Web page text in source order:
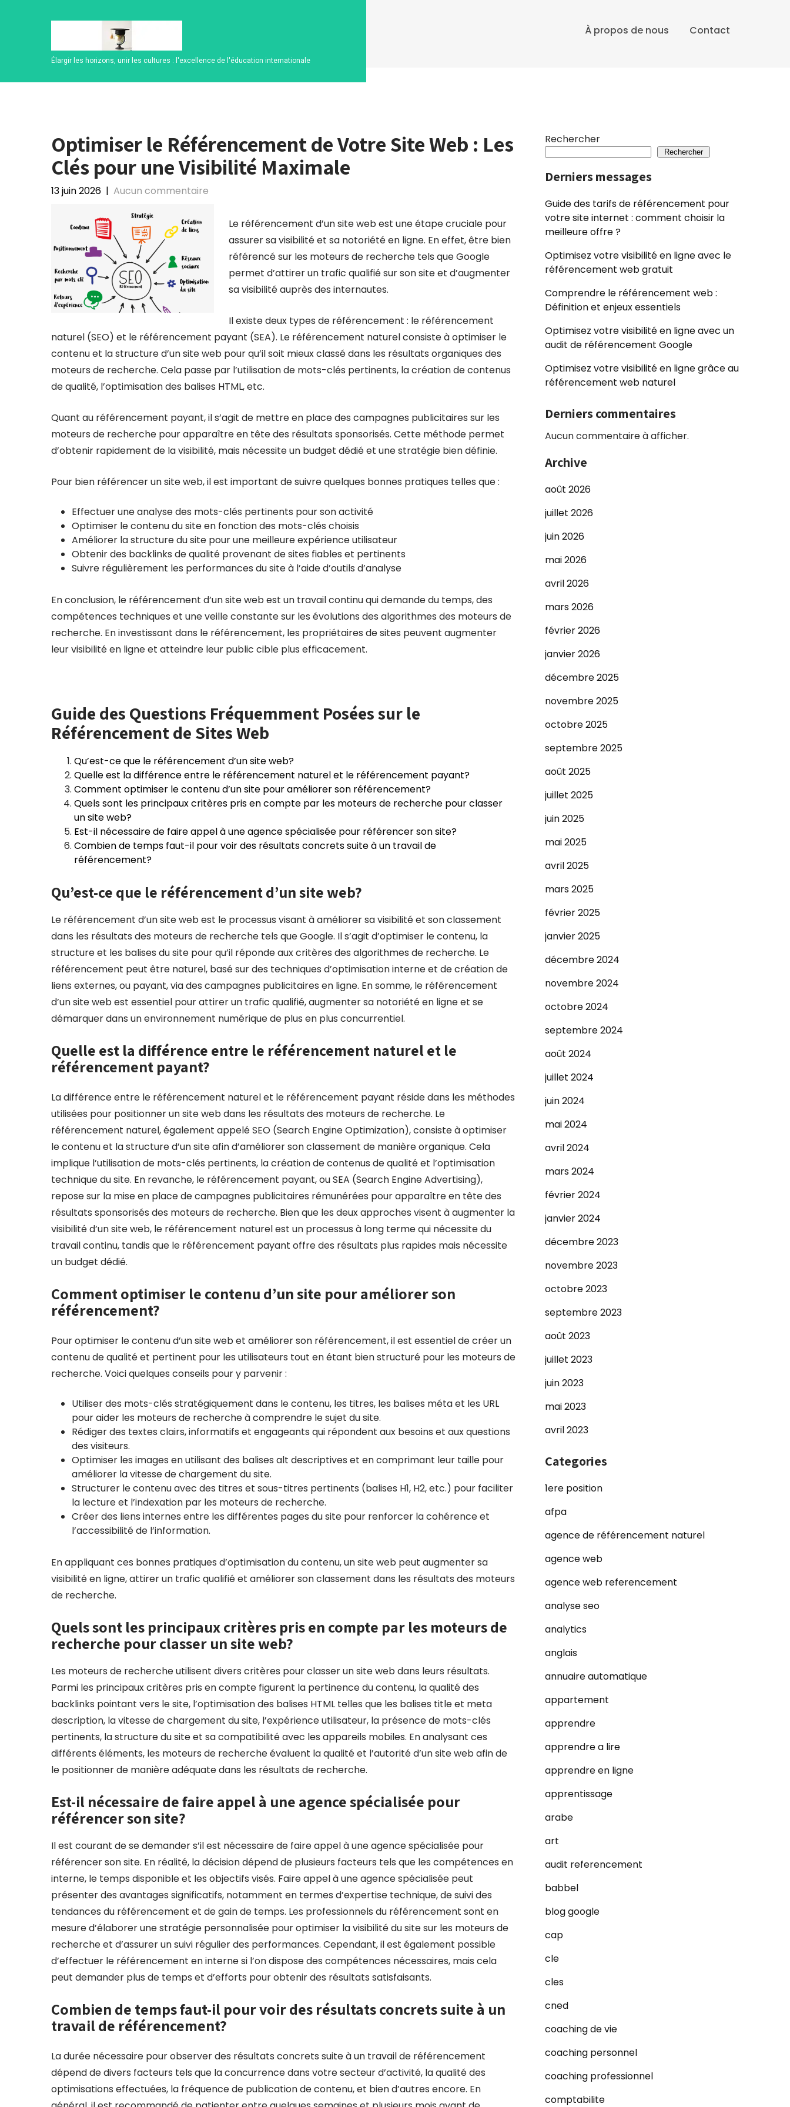
Élargir les horizons, unir les cultures : l'excellence de l'éducation internationale
À propos de nous Contact
Optimiser le Référencement de Votre Site Web : Les
Clés pour une Visibilité Maximale
13 juin 2026 | Aucun commentaire
Le référencement d’un site web est une étape cruciale pour
assurer sa visibilité et sa notoriété en ligne. En effet, être bien
référencé sur les moteurs de recherche tels que Google
permet d’attirer un trafic qualifié sur son site et d’augmenter
sa visibilité auprès des internautes.
Il existe deux types de référencement : le référencement
naturel (SEO) et le référencement payant (SEA). Le référencement naturel consiste à optimiser le
contenu et la structure d’un site web pour qu’il soit mieux classé dans les résultats organiques des
moteurs de recherche. Cela passe par l’utilisation de mots-clés pertinents, la création de contenus
de qualité, l’optimisation des balises HTML, etc.
Quant au référencement payant, il s’agit de mettre en place des campagnes publicitaires sur les
moteurs de recherche pour apparaître en tête des résultats sponsorisés. Cette méthode permet
d’obtenir rapidement de la visibilité, mais nécessite un budget dédié et une stratégie bien définie.
Pour bien référencer un site web, il est important de suivre quelques bonnes pratiques telles que :
Effectuer une analyse des mots-clés pertinents pour son activité
Optimiser le contenu du site en fonction des mots-clés choisis
Améliorer la structure du site pour une meilleure expérience utilisateur
Obtenir des backlinks de qualité provenant de sites fiables et pertinents
Suivre régulièrement les performances du site à l’aide d’outils d’analyse
En conclusion, le référencement d’un site web est un travail continu qui demande du temps, des
compétences techniques et une veille constante sur les évolutions des algorithmes des moteurs de
recherche. En investissant dans le référencement, les propriétaires de sites peuvent augmenter
leur visibilité en ligne et atteindre leur public cible plus efficacement.
Guide des Questions Fréquemment Posées sur le
Référencement de Sites Web
Qu’est-ce que le référencement d’un site web?
Quelle est la différence entre le référencement naturel et le référencement payant?
Comment optimiser le contenu d’un site pour améliorer son référencement?
Quels sont les principaux critères pris en compte par les moteurs de recherche pour classer
un site web?
Est-il nécessaire de faire appel à une agence spécialisée pour référencer son site?
Combien de temps faut-il pour voir des résultats concrets suite à un travail de
référencement?
Qu’est-ce que le référencement d’un site web?
Le référencement d’un site web est le processus visant à améliorer sa visibilité et son classement
dans les résultats des moteurs de recherche tels que Google. Il s’agit d’optimiser le contenu, la
structure et les balises du site pour qu’il réponde aux critères des algorithmes de recherche. Le
référencement peut être naturel, basé sur des techniques d’optimisation interne et de création de
liens externes, ou payant, via des campagnes publicitaires en ligne. En somme, le référencement
d’un site web est essentiel pour attirer un trafic qualifié, augmenter sa notoriété en ligne et se
démarquer dans un environnement numérique de plus en plus concurrentiel.
Quelle est la différence entre le référencement naturel et le
référencement payant?
La différence entre le référencement naturel et le référencement payant réside dans les méthodes
utilisées pour positionner un site web dans les résultats des moteurs de recherche. Le
référencement naturel, également appelé SEO (Search Engine Optimization), consiste à optimiser
le contenu et la structure d’un site afin d’améliorer son classement de manière organique. Cela
implique l’utilisation de mots-clés pertinents, la création de contenus de qualité et l’optimisation
technique du site. En revanche, le référencement payant, ou SEA (Search Engine Advertising),
repose sur la mise en place de campagnes publicitaires rémunérées pour apparaître en tête des
résultats sponsorisés des moteurs de recherche. Bien que les deux approches visent à augmenter la
visibilité d’un site web, le référencement naturel est un processus à long terme qui nécessite du
travail continu, tandis que le référencement payant offre des résultats plus rapides mais nécessite
un budget dédié.
Comment optimiser le contenu d’un site pour améliorer son
référencement?
Pour optimiser le contenu d’un site web et améliorer son référencement, il est essentiel de créer un
contenu de qualité et pertinent pour les utilisateurs tout en étant bien structuré pour les moteurs de
recherche. Voici quelques conseils pour y parvenir :
Utiliser des mots-clés stratégiquement dans le contenu, les titres, les balises méta et les URL
pour aider les moteurs de recherche à comprendre le sujet du site.
Rédiger des textes clairs, informatifs et engageants qui répondent aux besoins et aux questions
des visiteurs.
Optimiser les images en utilisant des balises alt descriptives et en comprimant leur taille pour
améliorer la vitesse de chargement du site.
Structurer le contenu avec des titres et sous-titres pertinents (balises H1, H2, etc.) pour faciliter
la lecture et l’indexation par les moteurs de recherche.
Créer des liens internes entre les différentes pages du site pour renforcer la cohérence et
l’accessibilité de l’information.
En appliquant ces bonnes pratiques d’optimisation du contenu, un site web peut augmenter sa
visibilité en ligne, attirer un trafic qualifié et améliorer son classement dans les résultats des moteurs
de recherche.
Quels sont les principaux critères pris en compte par les moteurs de
recherche pour classer un site web?
Les moteurs de recherche utilisent divers critères pour classer un site web dans leurs résultats.
Parmi les principaux critères pris en compte figurent la pertinence du contenu, la qualité des
backlinks pointant vers le site, l’optimisation des balises HTML telles que les balises title et meta
description, la vitesse de chargement du site, l’expérience utilisateur, la présence de mots-clés
pertinents, la structure du site et sa compatibilité avec les appareils mobiles. En analysant ces
différents éléments, les moteurs de recherche évaluent la qualité et l’autorité d’un site web afin de
le positionner de manière adéquate dans les résultats de recherche.
Est-il nécessaire de faire appel à une agence spécialisée pour
référencer son site?
Il est courant de se demander s’il est nécessaire de faire appel à une agence spécialisée pour
référencer son site. En réalité, la décision dépend de plusieurs facteurs tels que les compétences en
interne, le temps disponible et les objectifs visés. Faire appel à une agence spécialisée peut
présenter des avantages significatifs, notamment en termes d’expertise technique, de suivi des
tendances du référencement et de gain de temps. Les professionnels du référencement sont en
mesure d’élaborer une stratégie personnalisée pour optimiser la visibilité du site sur les moteurs de
recherche et d’assurer un suivi régulier des performances. Cependant, il est également possible
d’effectuer le référencement en interne si l’on dispose des compétences nécessaires, mais cela
peut demander plus de temps et d’efforts pour obtenir des résultats satisfaisants.
Combien de temps faut-il pour voir des résultats concrets suite à un
travail de référencement?
La durée nécessaire pour observer des résultats concrets suite à un travail de référencement
dépend de divers facteurs tels que la concurrence dans votre secteur d’activité, la qualité des
optimisations effectuées, la fréquence de publication de contenu, et bien d’autres encore. En
Rechercher
Rechercher
Derniers messages
Guide des tarifs de référencement pour
votre site internet : comment choisir la
meilleure offre ?
Optimisez votre visibilité en ligne avec le
référencement web gratuit
Comprendre le référencement web :
Définition et enjeux essentiels
Optimisez votre visibilité en ligne avec un
audit de référencement Google
Optimisez votre visibilité en ligne grâce au
référencement web naturel
Derniers commentaires
Aucun commentaire à afficher.
Archive
août 2026
juillet 2026
juin 2026
mai 2026
avril 2026
mars 2026
février 2026
janvier 2026
décembre 2025
novembre 2025
octobre 2025
septembre 2025
août 2025
juillet 2025
juin 2025
mai 2025
avril 2025
mars 2025
février 2025
janvier 2025
décembre 2024
novembre 2024
octobre 2024
septembre 2024
août 2024
juillet 2024
juin 2024
mai 2024
avril 2024
mars 2024
février 2024
janvier 2024
décembre 2023
novembre 2023
octobre 2023
septembre 2023
août 2023
juillet 2023
juin 2023
mai 2023
avril 2023
Categories
1ere position
afpa
agence de référencement naturel
agence web
agence web referencement
analyse seo
analytics
anglais
annuaire automatique
appartement
apprendre
apprendre a lire
apprendre en ligne
apprentissage
arabe
art
audit referencement
babbel
blog google
cap
cle
cles
cned
coaching de vie
coaching personnel
coaching professionnel
comptabilite